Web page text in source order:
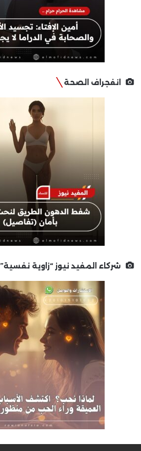
انفجراف الصحة
شركاء المفيد نيوز “زاوية نفسية”